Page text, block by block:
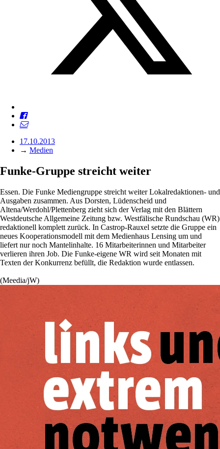
17.10.2013
→ Medien
Funke-Gruppe streicht weiter
Essen. Die Funke Mediengruppe streicht weiter Lokalredaktionen- und
Ausgaben zusammen. Aus Dorsten, Lüdenscheid und
Altena/Werdohl/Plettenberg zieht sich der Verlag mit den Blättern
Westdeutsche Allgemeine Zeitung bzw. Westfälische Rundschau (WR)
redaktionell komplett zurück. In Castrop-Rauxel setzte die Gruppe ein
neues Kooperationsmodell mit dem Medienhaus Lensing um und
liefert nur noch Mantelinhalte. 16 Mitarbeiterinnen und Mitarbeiter
verlieren ihren Job. Die Funke-eigene WR wird seit Monaten mit
Texten der Konkurrenz befüllt, die Redaktion wurde entlassen.
(Meedia/jW)